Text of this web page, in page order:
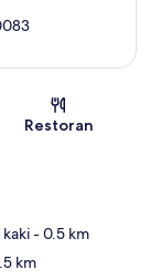
Restoran
- 0.5 km
km